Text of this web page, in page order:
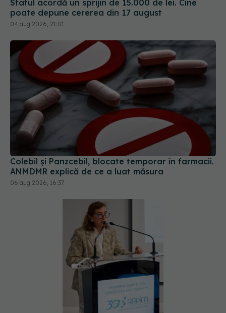
Colebil și Panzcebil, blocate temporar în farmacii.
ANMDMR explică de ce a luat măsura
06 aug 2026, 16:37
Pacienții români, blocați la „semaforul”
administrativ. Cât mai așteaptă România